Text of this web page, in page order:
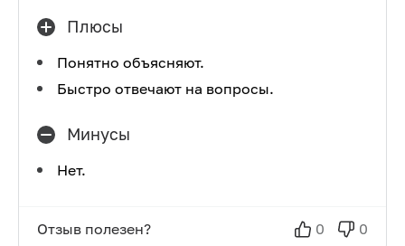
Плюсы
Понятно объясняют.
Быстро отвечают на вопросы.
Минусы
Нет.
Отзыв полезен? 0 0